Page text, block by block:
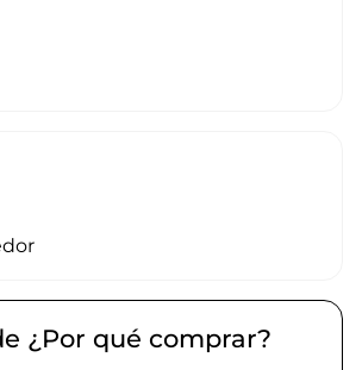
¿Por qué comprar?